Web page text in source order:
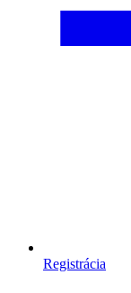
Registrácia